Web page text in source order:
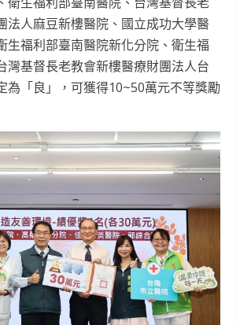
法人麻豆新樓醫院、國立成功大學醫
生福利部臺南醫院新化分院、衛生福
灣基督長老教會新樓醫療財團法人台
為「良」，可獲得10~50萬元不等獎勵